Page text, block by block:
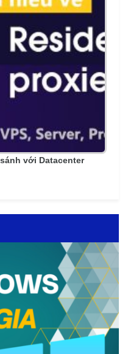
với Datacenter